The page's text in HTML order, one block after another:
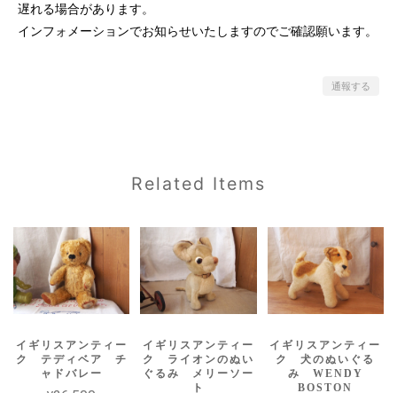
遅れる場合があります。
インフォメーションでお知らせいたしますのでご確認願います。
通報する
Related Items
イギリスアンティー
ク テディベア チ
ャドバレー
イギリスアンティー
ク ライオンのぬい
ぐるみ メリーソー
ト
イギリスアンティー
ク 犬のぬいぐる
み WENDY
BOSTON